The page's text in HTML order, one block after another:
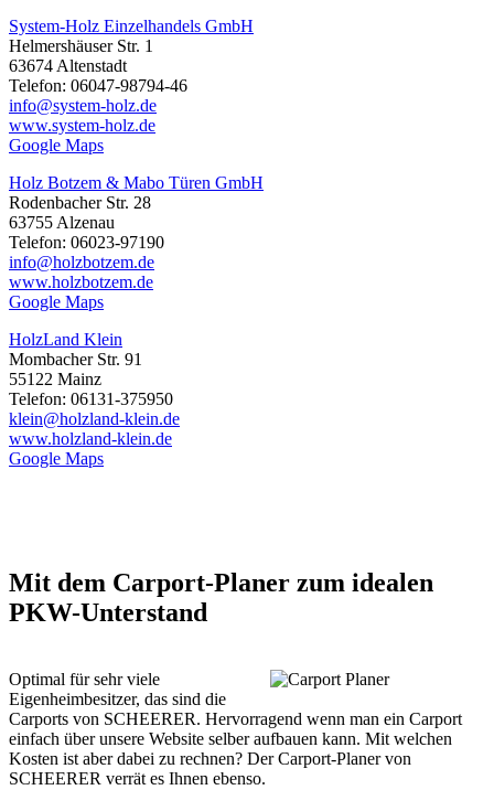
System-Holz Einzelhandels GmbH
Helmershäuser Str. 1
63674 Altenstadt
Telefon: 06047-98794-46
info@system-holz.de
www.system-holz.de
Google Maps
Holz Botzem & Mabo Türen GmbH
Rodenbacher Str. 28
63755 Alzenau
Telefon: 06023-97190
info@holzbotzem.de
www.holzbotzem.de
Google Maps
HolzLand Klein
Mombacher Str. 91
55122 Mainz
Telefon: 06131-375950
klein@holzland-klein.de
www.holzland-klein.de
Google Maps
Mit dem Carport-Planer zum idealen
PKW-Unterstand
Optimal für sehr viele
Eigenheimbesitzer, das sind die
Carports von SCHEERER. Hervorragend wenn man ein Carport
einfach über unsere Website selber aufbauen kann. Mit welchen
Kosten ist aber dabei zu rechnen? Der Carport-Planer von
SCHEERER verrät es Ihnen ebenso.